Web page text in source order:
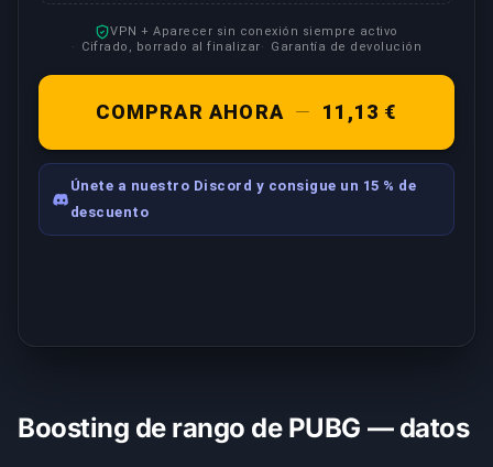
VPN + Aparecer sin conexión siempre activo
Cifrado, borrado al finalizar
Garantía de devolución
COMPRAR AHORA — 11,13 €
Únete a nuestro Discord y consigue un 15 % de
descuento
Boosting de rango de PUBG — datos